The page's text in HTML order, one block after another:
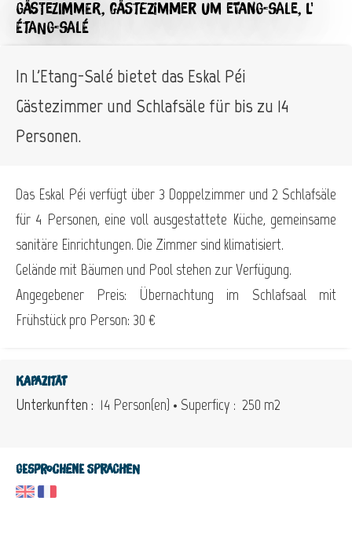
GÄSTEZIMMER, GÄSTEZIMMER UM ETANG-SALE, L'
ÉTANG-SALÉ
In L'Etang-Salé bietet das Eskal Péi
Gästezimmer und Schlafsäle für bis zu 14
Personen.
Das Eskal Péi verfügt über 3 Doppelzimmer und 2 Schlafsäle
für 4 Personen, eine voll ausgestattete Küche, gemeinsame
sanitäre Einrichtungen. Die Zimmer sind klimatisiert.
Gelände mit Bäumen und Pool stehen zur Verfügung.
Angegebener Preis: Übernachtung im Schlafsaal mit
Frühstück pro Person: 30 €
Kapazität
Unterkunften : 14 Person(en) • Superficy : 250 m2
Gesprochene Sprachen